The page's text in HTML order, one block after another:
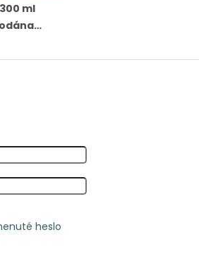
300 ml
heslo